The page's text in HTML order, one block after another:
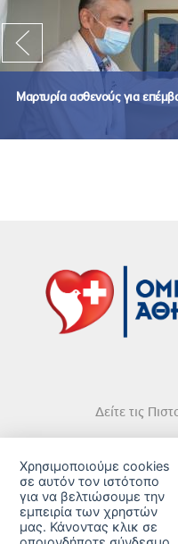
Μαρτυρία ασθενούς για
Δείτε τις
Χρησιμοποιούμε cookies
σε αυτόν τον ιστότοπο
για να βελτιώσουμε την
εμπειρία των χρηστών
μας. Κάνοντας κλικ σε